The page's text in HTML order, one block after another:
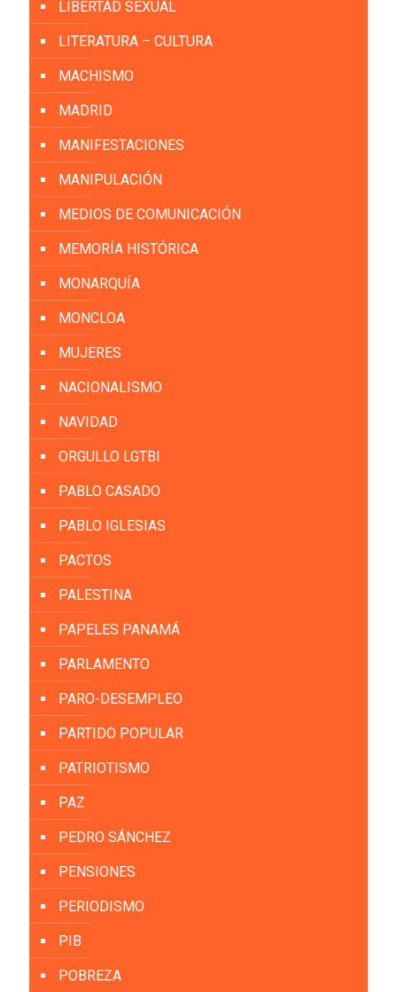
LIBERTAD SEXUAL
LITERATURA – CULTURA
MACHISMO
MADRID
MANIFESTACIONES
MANIPULACIÓN
MEDIOS DE COMUNICACIÓN
MEMORÍA HISTÓRICA
MONARQUÍA
MONCLOA
MUJERES
NACIONALISMO
NAVIDAD
ORGULLO LGTBI
PABLO CASADO
PABLO IGLESIAS
PACTOS
PALESTINA
PAPELES PANAMÁ
PARLAMENTO
PARO-DESEMPLEO
PARTIDO POPULAR
PATRIOTISMO
PAZ
PEDRO SÁNCHEZ
PENSIONES
PERIODISMO
PIB
POBREZA